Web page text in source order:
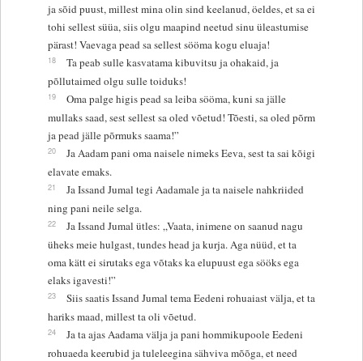
ja sõid puust, millest mina olin sind keelanud, öeldes, et sa ei
tohi sellest süüa, siis olgu maapind neetud sinu üleastumise
pärast! Vaevaga pead sa sellest sööma kogu eluaja!
18
Ta peab sulle kasvatama kibuvitsu ja ohakaid, ja
põllutaimed olgu sulle toiduks!
19
Oma palge higis pead sa leiba sööma, kuni sa jälle
mullaks saad, sest sellest sa oled võetud! Tõesti, sa oled põrm
ja pead jälle põrmuks saama!”
20
Ja Aadam pani oma naisele nimeks Eeva, sest ta sai kõigi
elavate emaks.
21
Ja Issand Jumal tegi Aadamale ja ta naisele nahkriided
ning pani neile selga.
22
Ja Issand Jumal ütles: „Vaata, inimene on saanud nagu
üheks meie hulgast, tundes head ja kurja. Aga nüüd, et ta
oma kätt ei sirutaks ega võtaks ka elupuust ega sööks ega
elaks igavesti!”
23
Siis saatis Issand Jumal tema Eedeni rohuaiast välja, et ta
hariks maad, millest ta oli võetud.
24
Ja ta ajas Aadama välja ja pani hommikupoole Eedeni
rohuaeda keerubid ja tuleleegina sähviva mõõga, et need